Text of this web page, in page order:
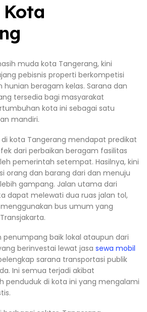
muda kota Tangerang, kini
pebisnis properti berkompetisi
beragam kelas. Sarana dan
tersedia bagi masyarakat
kota ini sebagai satu
mandiri.
kota Tangerang mendapat predikat
dari perbaikan beragam fasilitas
pemerintah setempat. Hasilnya, kini
orang dan barang dari dan menuju
gampang. Jalan utama dari
dapat melewati dua ruas jalan tol,
bus umum yang
penumpang baik lokal ataupun dari
berinvestai lewat jasa sewa mobil
sarana transportasi publik
Ini semua terjadi akibat
penduduk di kota ini yang mengalami